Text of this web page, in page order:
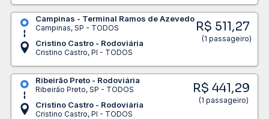
Campinas - Terminal Ramos de Azevedo
Campinas, SP - TODOS
Cristino Castro - Rodoviária
Cristino Castro, PI - TODOS
R$ 511,27
(1 passageiro)
Ribeirão Preto - Rodoviária
Ribeirão Preto, SP - TODOS
Cristino Castro - Rodoviária
Cristino Castro, PI - TODOS
R$ 441,29
(1 passageiro)